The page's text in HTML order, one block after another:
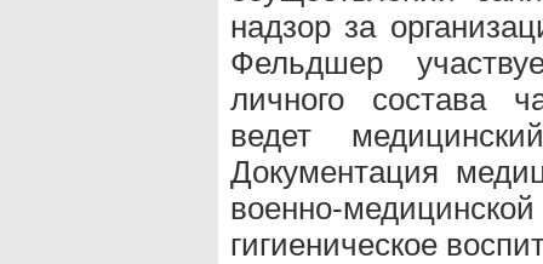
надзор за
Фельдшер
личного состава
ведет
Документация
военно-
гигиеническое